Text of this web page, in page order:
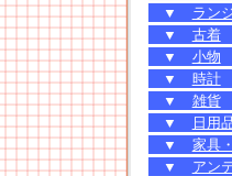
▼
ラン
▼
古着
▼
小物
▼
時計
▼
雑貨
▼
日用
▼
家具
▼
アン